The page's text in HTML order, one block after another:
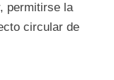
permitirse la
circular de